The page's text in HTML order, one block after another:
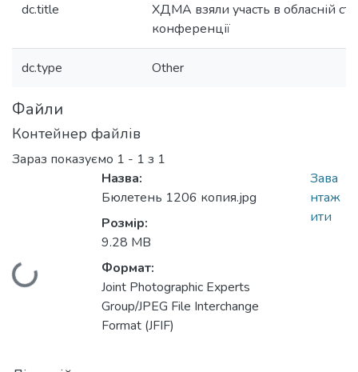
dc.title
ХДМА взяли участь в обласній
конференції
dc.type Other
Файли
Контейнер файлів
Зараз показуємо 1 - 1 з 1
Вантажиться...
Назва:
Бюлетень 1206 копия.jpg
Розмір:
9.28 MB
Формат:
Joint Photographic Experts
Group/JPEG File Interchange
Format (JFIF)
Зава
нтаж
ити